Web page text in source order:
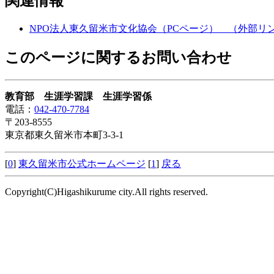
NPO法人東久留米市文化協会（PCページ） （外部リ
このページに関するお問い合わせ
教育部 生涯学習課 生涯学習係
電話： 042-470-7784
〒203-8555
東京都東久留米市本町3-3-1
[0] 東久留米市公式ホームページ [1] 戻る
Copyright(C)Higashikurume city.All rights reserved.